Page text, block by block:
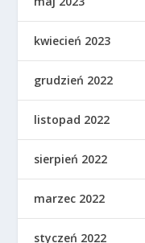
kwiecień 2023
grudzień 2022
listopad 2022
sierpień 2022
marzec 2022
styczeń 2022